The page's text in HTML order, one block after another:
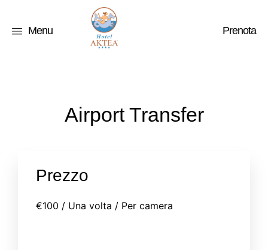
Menu Prenota
Airport Transfer
Prezzo
€100 / Una volta / Per camera